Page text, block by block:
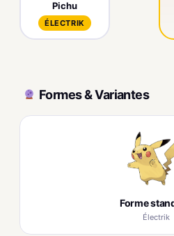
Pichu
ÉLECTRIK
Formes & Variantes
Forme
Électrik